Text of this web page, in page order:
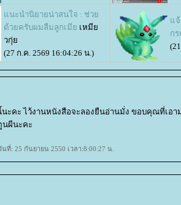
นะนำนิยายน่าสนใจ : ช่ว
ด้วยครับผมลืมลูกเมี เหมี
วกุ่
(27 ก.ค. 2569 16:04:26 น.)
จ้
ก
ะคะ ไว้งานหนังสือจะลองยืนอ่านมั่ง ขอบคุณที่เอา
นผีนะคะ
นที่: 25 กันยายน 2550 เวลา:8:00:27 น.